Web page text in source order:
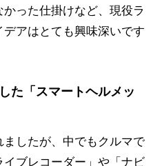
った仕掛けなど、現役ラ
アはとても興味深いです
た「スマートヘルメッ
したが、中でもクルマで
ブレコーダー」や「ナビ